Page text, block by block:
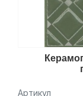
Артикул